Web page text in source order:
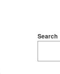
Search